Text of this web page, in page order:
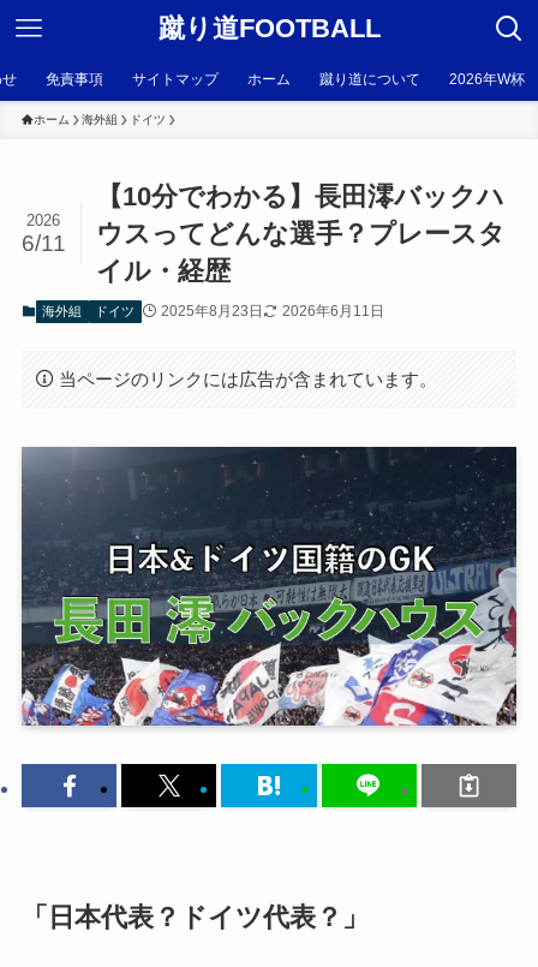
蹴り道FOOTBALL
免責事項 サイトマップ ホーム 蹴り道について 2026年W杯
ホーム 海外組 ドイツ
【10分でわかる】長田澪バックハ
ウスってどんな選手？プレースタ
イル・経歴
2026
6/11
海外組 ドイツ 2025年8月23日 2026年6月11日
当ページのリンクには広告が含まれています。
「日本代表？ドイツ代表？」